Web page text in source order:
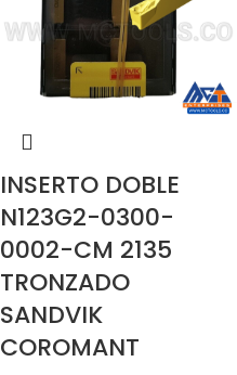
INSERTO DOBLE
N123G2-0300-
0002-CM 2135
TRONZADO
SANDVIK
COROMANT